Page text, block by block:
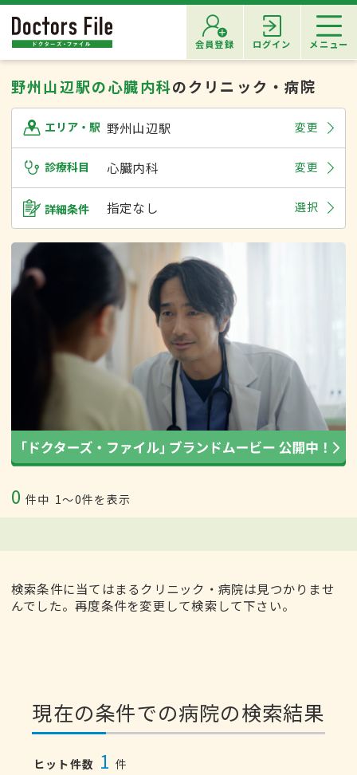
会員登録 ログイン メニュー
野州山辺駅の心臓内科のクリニック・病院
エリア・駅 野州山辺駅 変更
診療科目 心臓内科 変更
詳細条件 指定なし 選択
0 件中 1〜0件を表示
検索条件に当てはまるクリニック・病院は見つかりませ
んでした。再度条件を変更して検索して下さい。
現在の条件での病院の検索結果
ヒット件数 1 件